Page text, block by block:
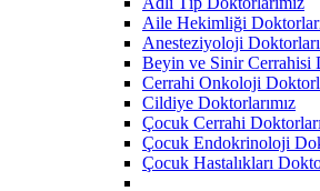
Aile Hekimliği
Anesteziyoloji
Beyin ve Sinir Cerrahisi
Cerrahi Onkoloji
Cildiye Doktorlarımız
Çocuk Cerrahi
Çocuk Endokrinoloji
Çocuk Hastalıkları